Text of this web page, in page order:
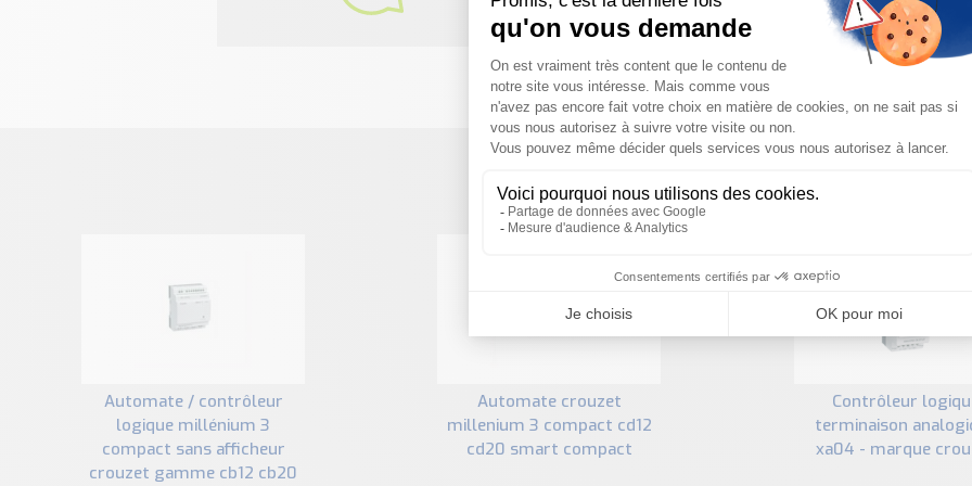
PRODUITS SIMILAIRES
automate / contrôleur
logique millénium 3
compact sans afficheur
crouzet gamme cb12 cb20
automate crouzet
millenium 3 compact cd12
cd20 smart compact
contrôleur logique
terminaison
xa04 - marque